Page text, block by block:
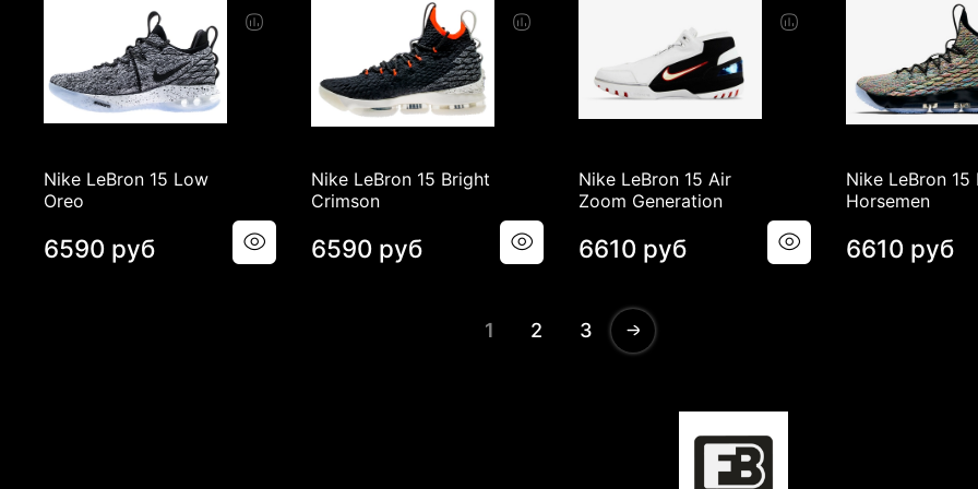
Nike LeBron 15 Low
Oreo
6590 руб
Nike LeBron 15 Bright
Crimson
6590 руб
Nike LeBron 15 Air
Zoom Generation
6610 руб
Nike LeBron 15
Horsemen
6610 руб
1 2 3